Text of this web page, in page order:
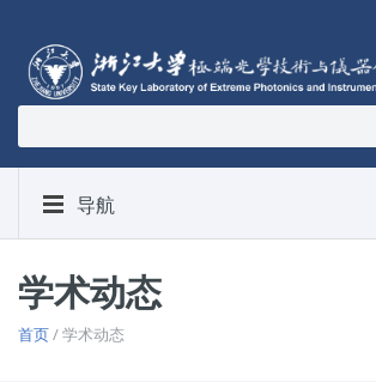
导航
学术动态
首页/ 学术动态